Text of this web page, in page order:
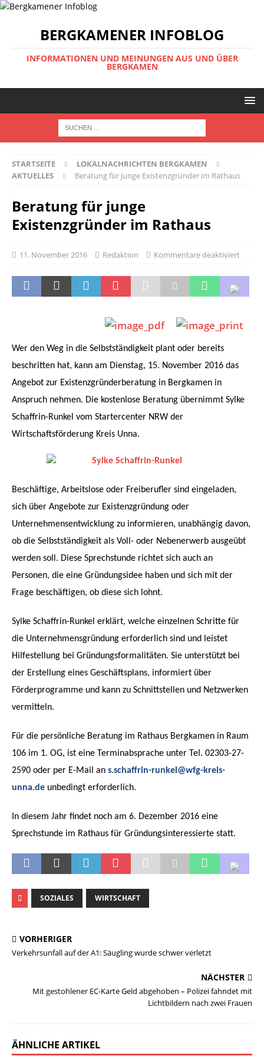
BERGKAMENER INFOBLOG
INFORMATIONEN UND MEINUNGEN AUS UND ÜBER
BERGKAMEN
STARTSEITE
LOKALNACHRICHTEN BERGKAMEN
AKTUELLES
Beratung für junge Existenzgründer im Rathaus
Beratung für junge
Existenzgründer im Rathaus
11. November 2016 Redaktion Kommentare deaktiviert
Wer den Weg in die Selbstständigkeit plant oder bereits
beschritten hat, kann am Dienstag, 15. November 2016 das
Angebot zur Existenzgründerberatung in Bergkamen in
Anspruch nehmen. Die kostenlose Beratung übernimmt Sylke
Schaffrin-Runkel vom Startercenter NRW der
Wirtschaftsförderung Kreis Unna.
Beschäftige, Arbeitslose oder Freiberufler sind eingeladen,
sich über Angebote zur Existenzgründung oder
Unternehmensentwicklung zu informieren, unabhängig davon,
ob die Selbstständigkeit als Voll- oder Nebenerwerb ausgeübt
werden soll. Diese Sprechstunde richtet sich auch an
Personen, die eine Gründungsidee haben und sich mit der
Frage beschäftigen, ob diese sich lohnt.
Sylke Schaffrin-Runkel erklärt, welche einzelnen Schritte für
die Unternehmensgründung erforderlich sind und leistet
Hilfestellung bei Gründungsformalitäten. Sie unterstützt bei
der Erstellung eines Geschäftsplans, informiert über
Förderprogramme und kann zu Schnittstellen und Netzwerken
vermitteln.
Für die persönliche Beratung im Rathaus Bergkamen in Raum
106 im 1. OG, ist eine Terminabsprache unter Tel. 02303-27-
2590 oder per E-Mail an s.schaffrin-runkel@wfg-kreis-
unna.de unbedingt erforderlich.
In diesem Jahr findet noch am 6. Dezember 2016 eine
Sprechstunde im Rathaus für Gründungsinteressierte statt.
SOZIALES WIRTSCHAFT
VORHERIGER
Verkehrsunfall auf der A1: Säugling wurde schwer verletzt
NÄCHSTER
Mit gestohlener EC-Karte Geld abgehoben – Polizei fahndet mit
Lichtbildern nach zwei Frauen
ÄHNLICHE ARTIKEL